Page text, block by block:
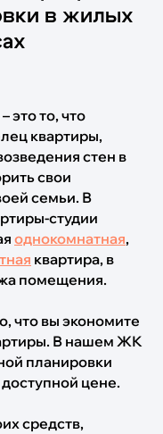
в жилых
это то, что
квартиры,
стен в
свои
семьи. В
студии
однокомнатная,
квартира, в
помещения.
что вы экономите
В нашем ЖК
планировки
цене.
средств,